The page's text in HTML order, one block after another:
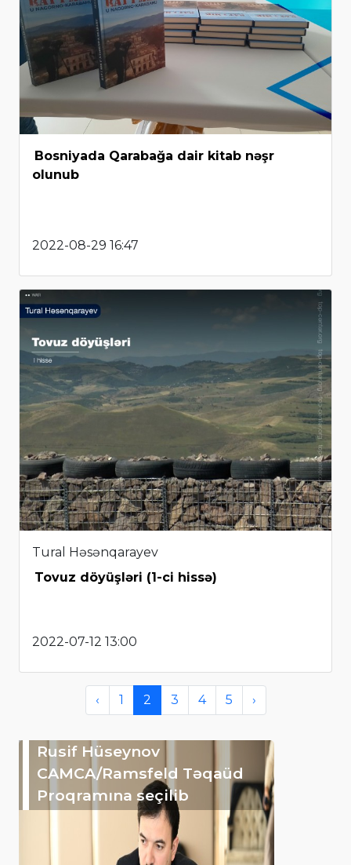
Bosniyada Qarabağa dair kitab nəşr
olunub
2022-08-29 16:47
Tural Həsənqarayev
Tovuz döyüşləri (1-ci hissə)
2022-07-12 13:00
‹ 1 2 3 4 5 ›
Rusif Hüseynov
CAMCA/Ramsfeld Təqaüd
Proqramına seçilib